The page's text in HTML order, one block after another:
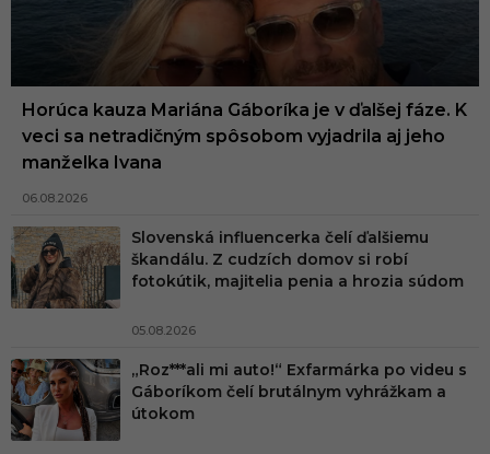
Horúca kauza Mariána Gáboríka je v ďalšej fáze. K
veci sa netradičným spôsobom vyjadrila aj jeho
manželka Ivana
06.08.2026
Slovenská influencerka čelí ďalšiemu
škandálu. Z cudzích domov si robí
fotokútik, majitelia penia a hrozia súdom
05.08.2026
„Roz***ali mi auto!“ Exfarmárka po videu s
Gáboríkom čelí brutálnym vyhrážkam a
útokom